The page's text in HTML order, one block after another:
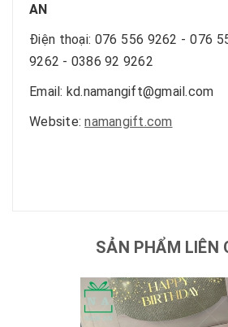
AN
Điện thoại: 076 556 9262 - 076
9262 - 0386 92 9262
Email: kd.namangift@gmail.com
Website:namangift.com
SẢN PHẨM LIÊN